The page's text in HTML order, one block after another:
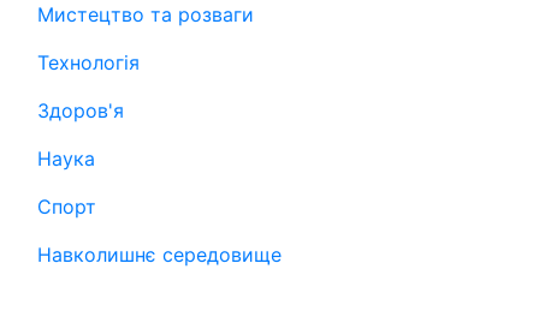
Мистецтво та розваги
Технологія
Здоров'я
Наука
Спорт
Навколишнє середовище